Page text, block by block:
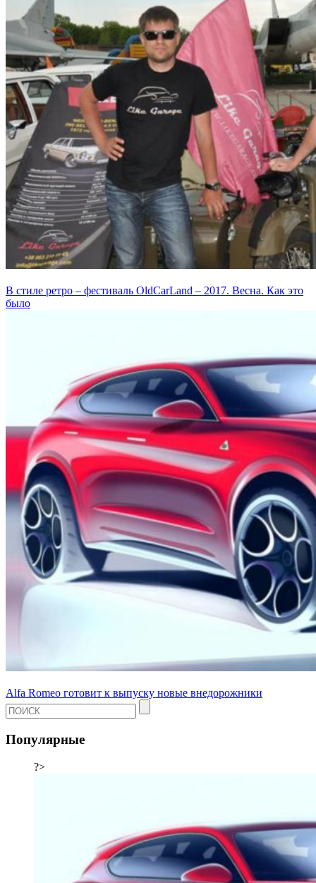
В стиле ретро – фестиваль OldCarLand – 2017. Весна. Как это
было
Alfa Romeo готовит к выпуску новые внедорожники
Популярные
?>